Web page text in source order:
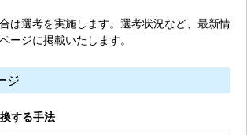
は選考を実施します。選考状況など、最新情
ージに掲載いたします。
ジ
する手法